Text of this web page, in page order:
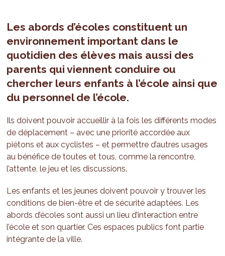
Les abords d’écoles constituent un
environnement important dans le
quotidien des élèves mais aussi des
parents qui viennent conduire ou
chercher leurs enfants à l’école ainsi que
du personnel de l’école.
Ils doivent pouvoir accueillir à la fois les différents modes
de déplacement – avec une priorité accordée aux
piétons et aux cyclistes – et permettre d’autres usages
au bénéfice de toutes et tous, comme la rencontre,
l’attente, le jeu et les discussions.
Les enfants et les jeunes doivent pouvoir y trouver les
conditions de bien-être et de sécurité adaptées. Les
abords d’écoles sont aussi un lieu d’interaction entre
l’école et son quartier. Ces espaces publics font partie
intégrante de la ville.